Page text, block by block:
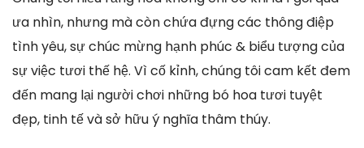
ưa nhìn, nhưng mà còn chứa đựng các thông điệp
tình yêu, sự chúc mừng hạnh phúc & biểu tượng của
sự việc tươi thế hệ. Vì cố kỉnh, chúng tôi cam kết đem
đến mang lại người chơi những bó hoa tươi tuyệt
đẹp, tinh tế và sở hữu ý nghĩa thâm thúy.